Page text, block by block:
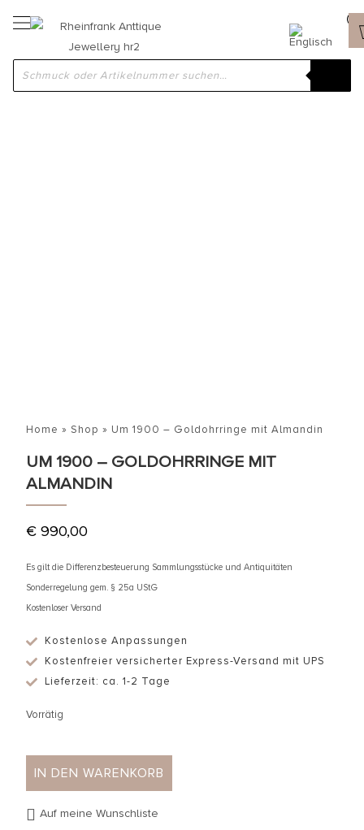
Home » Shop » Um 1900 – Goldohrringe mit Almandin
UM 1900 – GOLDOHRRINGE MIT
ALMANDIN
€ 990,00
Es gilt die Differenzbesteuerung Sammlungsstücke und Antiquitäten
Sonderregelung gem. § 25a UStG
Kostenloser Versand
Kostenlose Anpassungen
Kostenfreier versicherter Express-Versand mit UPS
Lieferzeit: ca. 1-2 Tage
Vorrätig
IN DEN WARENKORB
Auf meine Wunschliste